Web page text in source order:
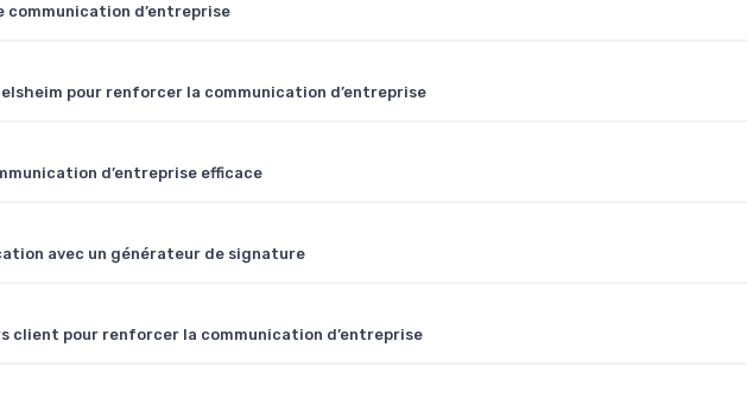
d’entreprise
pour renforcer la communication d’entreprise
d’entreprise efficace
avec un générateur de signature
client pour renforcer la communication d’entreprise